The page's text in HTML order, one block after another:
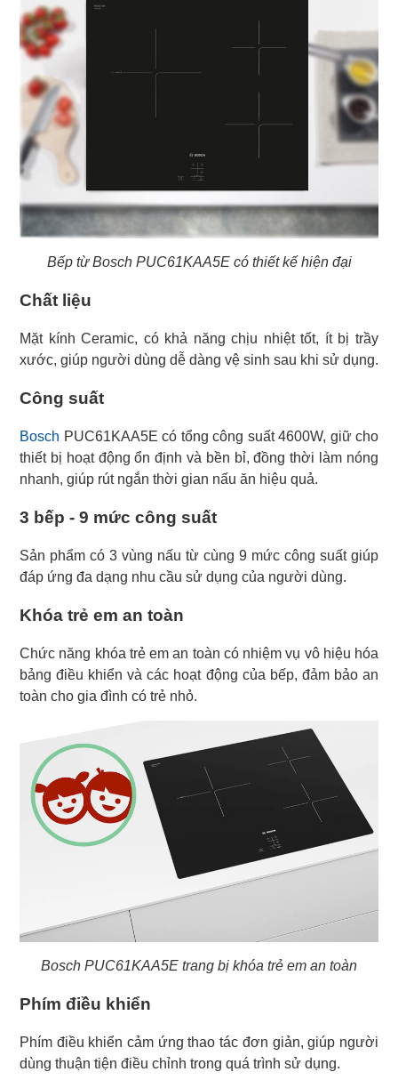
Bếp từ Bosch PUC61KAA5E có thiết kế hiện đại
Chất liệu
Mặt kính Ceramic, có khả năng chịu nhiệt tốt, ít bị trầy
xước, giúp người dùng dễ dàng vệ sinh sau khi sử dụng.
Công suất
Bosch PUC61KAA5E có tổng công suất 4600W, giữ cho
thiết bị hoạt động ổn định và bền bỉ, đồng thời làm nóng
nhanh, giúp rút ngắn thời gian nấu ăn hiệu quả.
3 bếp - 9 mức công suất
Sản phẩm có 3 vùng nấu từ cùng 9 mức công suất giúp
đáp ứng đa dạng nhu cầu sử dụng của người dùng.
Khóa trẻ em an toàn
Chức năng khóa trẻ em an toàn có nhiệm vụ vô hiệu hóa
bảng điều khiển và các hoạt động của bếp, đảm bảo an
toàn cho gia đình có trẻ nhỏ.
Bosch PUC61KAA5E trang bị khóa trẻ em an toàn
Phím điều khiển
Phím điều khiển cảm ứng thao tác đơn giản, giúp người
dùng thuận tiện điều chỉnh trong quá trình sử dụng.